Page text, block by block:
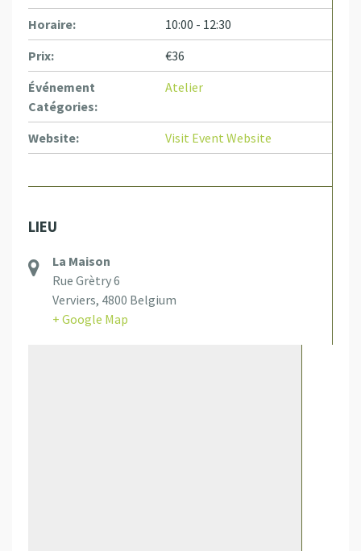
Horaire:
10:00 - 12:30
Prix:
€36
Événement
Catégories:
Atelier
Website: Visit Event Website
LIEU
La Maison
Rue Grètry 6
Verviers, 4800 Belgium
+ Google Map